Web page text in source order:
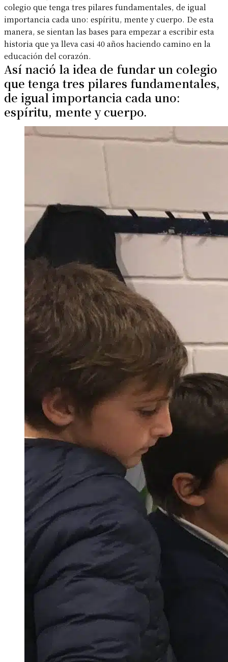
colegio que tenga tres pilares fundamentales, de igual
importancia cada uno: espíritu, mente y cuerpo. De esta
manera, se sientan las bases para empezar a escribir esta
historia que ya lleva casi 40 años haciendo camino en la
educación del corazón.
Así nació la idea de fundar un colegio
que tenga tres pilares fundamentales,
de igual importancia cada uno:
espíritu, mente y cuerpo.